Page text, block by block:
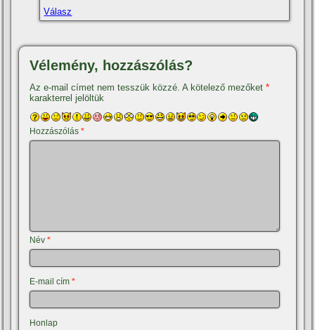
Válasz
Vélemény, hozzászólás?
Az e-mail címet nem tesszük közzé. A kötelező mezőket*
karakterrel jelöltük
Hozzászólás*
Név*
E-mail cím*
Honlap